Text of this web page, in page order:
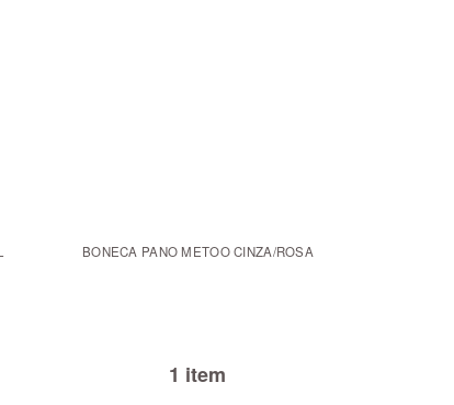
BONECA PANO METOO CINZA/ROSA
1 item